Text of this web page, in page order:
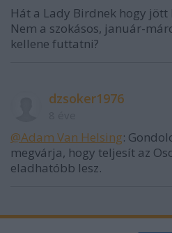
Hát a Lady Birdnek hogy jött
Nem a szokásos, január-
kellene futtatni?
dzsoker1976
@Adam Van Helsing:
megvárja, hogy teljesít az
eladhatóbb lesz.